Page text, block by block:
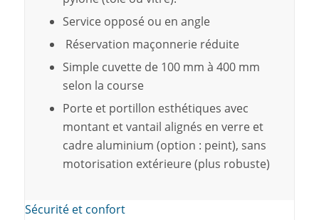
Service opposé ou en angle
Réservation maçonnerie réduite
Simple cuvette de 100 mm à 400 mm
selon la course
Porte et portillon esthétiques avec
montant et vantail alignés en verre et
cadre aluminium (option : peint), sans
motorisation extérieure (plus robuste)
Sécurité et confort